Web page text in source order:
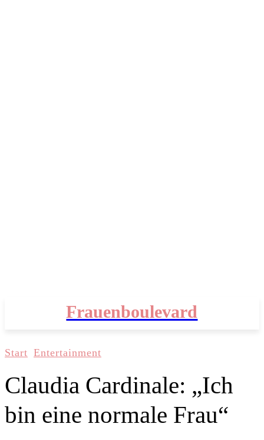
Frauenboulevard
Start Entertainment
Claudia Cardinale: „Ich
bin eine normale Frau“